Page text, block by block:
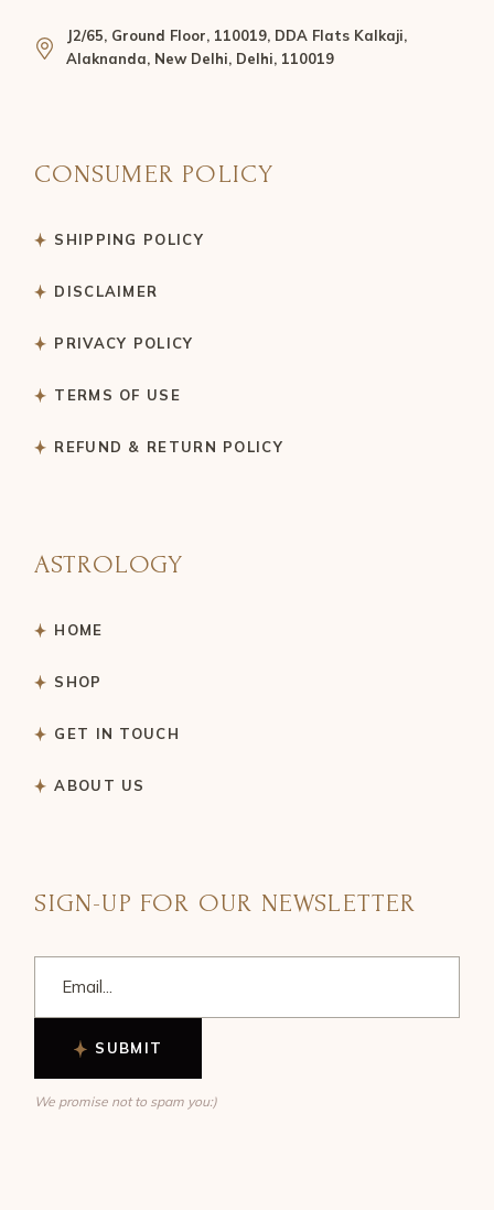
J2/65, Ground Floor, 110019, DDA Flats Kalkaji,
Alaknanda, New Delhi, Delhi, 110019
CONSUMER POLICY
SHIPPING POLICY
DISCLAIMER
PRIVACY POLICY
TERMS OF USE
REFUND & RETURN POLICY
ASTROLOGY
HOME
SHOP
GET IN TOUCH
ABOUT US
SIGN-UP FOR OUR NEWSLETTER
SUBMIT
We promise not to spam you:)